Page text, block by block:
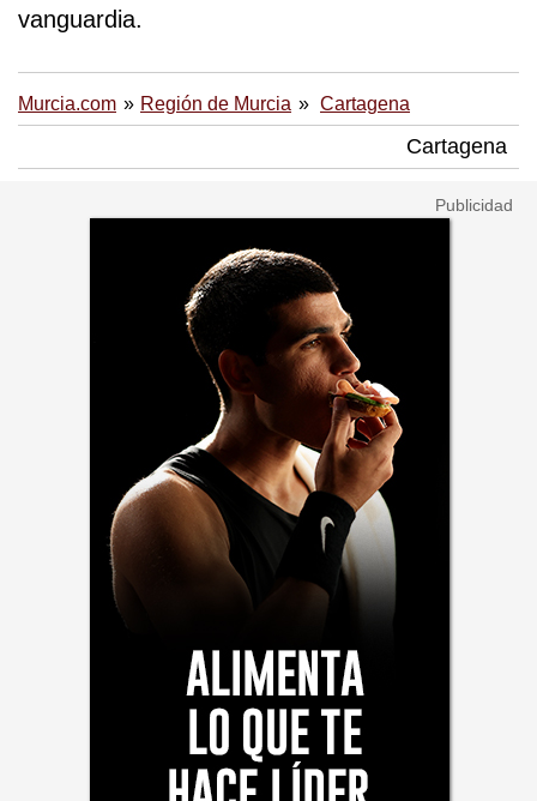
vanguardia.
Murcia.com Región de Murcia Cartagena
Cartagena